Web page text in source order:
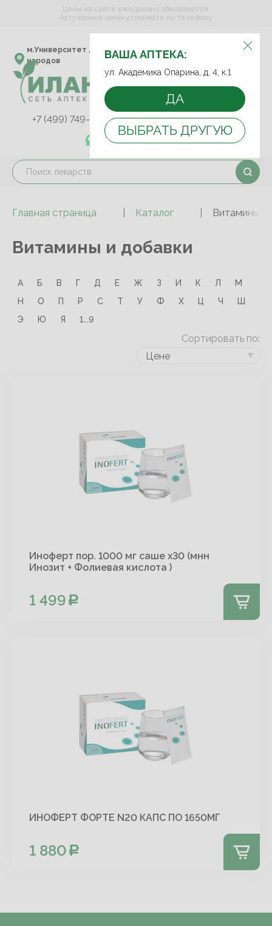
ВЫБЕРИТЕ АПТЕКУ:
м.Университет дружбы
народов
ул. Академика Опарина,
д. 4, к.1
ВАША АПТЕКА:
ул. Академика Опарина, д. 4, к.1
ДА
ВЫБРАТЬ ДРУГУЮ
Цены на сайте ежедневно обновляются.
Актуальные цены уточняйте по телефону
+7 (499) 749-75-92
+7 (499) 749-74-89
+7 (989) 579-78-73
Главная страница Каталог Витамины и
Витамины и добавки
А Б В Г Д Е Ж З И К Л
М
Н
О П Р С Т У Ф Х Ц Ч
Ш
Э
Ю Я 1...9
Сортировать по:
Цене
Иноферт пор. 1000 мг саше х30 (мнн
Инозит + Фолиевая кислота )
1 499
ИНОФЕРТ ФОРТЕ N20 КАПС ПО 1650МГ
1 880